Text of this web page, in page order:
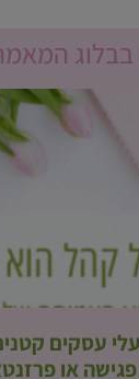
עסקים
או